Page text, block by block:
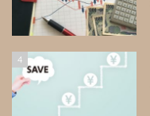
4